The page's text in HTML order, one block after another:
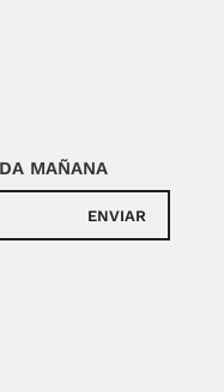
MAÑANA
ENVIAR